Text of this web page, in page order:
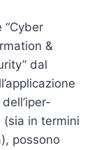
“Cyber
&
dal
in termini
possono